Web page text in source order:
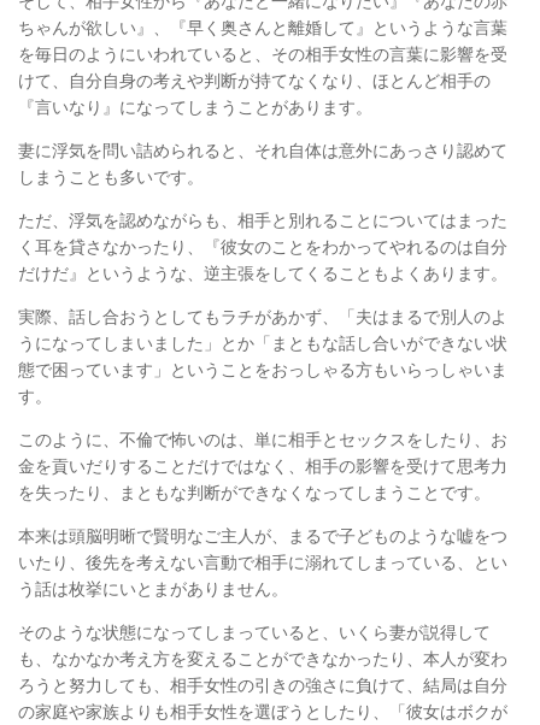
ちゃんが欲しい』、
『早く奥さんと離婚して』というような言葉
を毎日のようにいわれていると、 その相手女性の言葉に影響を受
けて、自分自身の考えや判断が持てなくなり、 ほとんど相手の
『言いなり』になってしまうことがあります。
妻に浮気を問い詰められると、それ自体は意外にあっさり認めて
しまうことも多いです。
ただ、浮気を認めながらも、相手と別れることについてはまった
く耳を貸さなかったり、
『彼女のことをわかってやれるのは自分
だけだ』というような、 逆主張をしてくることもよくあります。
実際、話し合おうとしてもラチがあかず、「夫はまるで別人のよ
うになってしまいました」とか 「まともな話し合いができない状
態で困っています」ということをおっしゃる方もいらっしゃいま
す。
このように、不倫で怖いのは、単に相手とセックスをしたり、お
金を貢いだりすることだけではなく、 相手の影響を受けて思考力
を失ったり、まともな判断ができなくなってしまうことです。
本来は頭脳明晰で賢明なご主人が、まるで子どものような嘘をつ
いたり、 後先を考えない言動で相手に溺れてしまっている、とい
う話は枚挙にいとまがありません。
そのような状態になってしまっていると、いくら妻が説得して
も、 なかなか考え方を変えることができなかったり、 本人が変わ
ろうと努力しても、相手女性の引きの強さに負けて、 結局は自分
の家庭や家族よりも相手女性を選ぼうとしたり、
「彼女はボクが